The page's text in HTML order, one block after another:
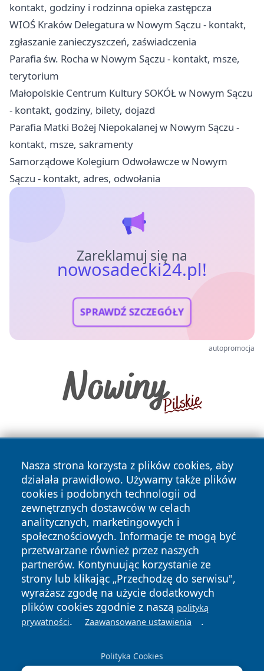
kontakt, godziny i rodzinna opieka zastępcza
WIOŚ Kraków Delegatura w Nowym Sączu - kontakt,
zgłaszanie zanieczyszczeń, zaświadczenia
Parafia św. Rocha w Nowym Sączu - kontakt, msze,
terytorium
Małopolskie Centrum Kultury SOKÓŁ w Nowym Sączu
- kontakt, godziny, bilety, dojazd
Parafia Matki Bożej Niepokalanej w Nowym Sączu -
kontakt, msze, sakramenty
Samorządowe Kolegium Odwoławcze w Nowym
Sączu - kontakt, adres, odwołania
Zareklamuj się na
nowosadecki24.pl!
SPRAWDŹ SZCZEGÓŁY
autopromocja
Nasza strona korzysta z plików cookies, aby
działała prawidłowo. Używamy także plików
cookies i podobnych technologii od
zewnętrznych dostawców w celach
analitycznych, marketingowych i
społecznościowych. Informacje te mogą być
przetwarzane również przez naszych
partnerów. Kontynuując korzystanie ze
strony lub klikając „Przechodzę do serwisu",
wyrażasz zgodę na użycie dodatkowych
plików cookies zgodnie z naszą polityką
prywatności. Zaawansowane ustawienia .
Polityka Cookies
Copyright © 2026 nowosadecki24.pl Wszystkie prawa
zastrzeżone.
News Autorzy
Polityka
Prywatności
Polityka
Cookies